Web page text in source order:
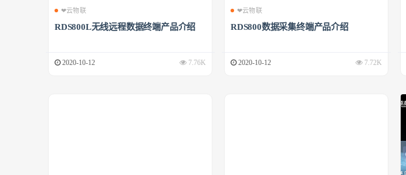
❤云物联
RDS800L无线远程数据终端产品介绍
2020-10-12 7.76K
❤云物联
RDS800数据采集终端产品介绍
2020-10-12 7.72K